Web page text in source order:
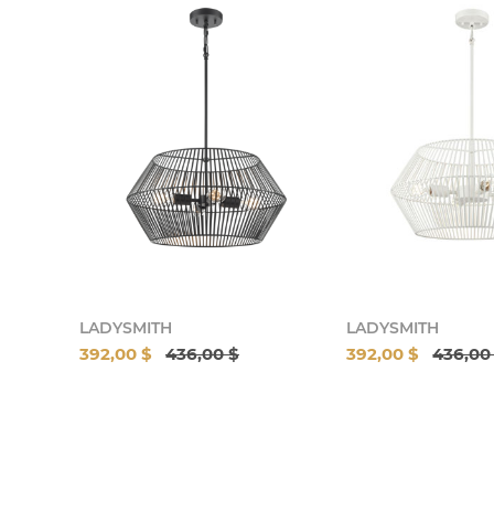
LADYSMITH
392,00 $ 436,00 $
LADYSMITH
392,00 $